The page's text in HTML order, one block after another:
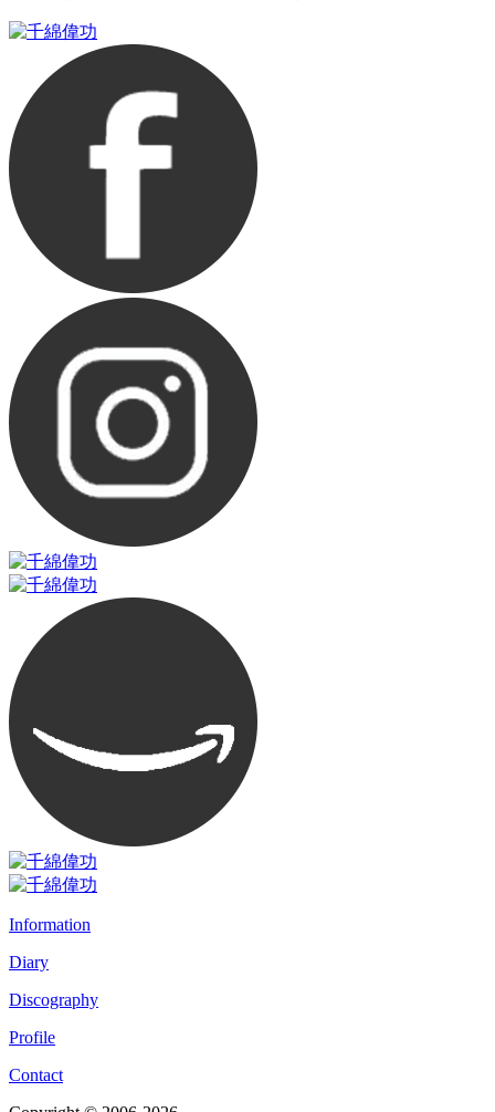
Information
Diary
Discography
Profile
Contact